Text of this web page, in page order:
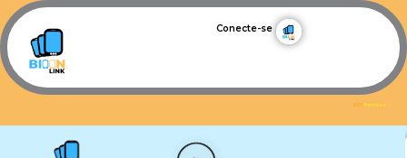
Conecte-se
100% Patriota ✔